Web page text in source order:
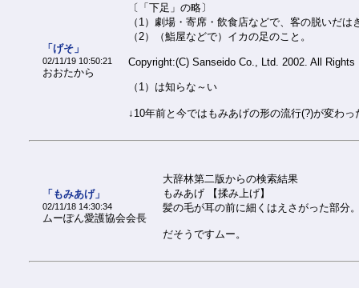
「げそ」
02/11/19 10:50:21
おおたから
〔「下足」の略〕
（1）劇場・寄席・飲食店などで、客の脱いだは
（2）（鮨屋などで）イカの足のこと。
Copyright:(C) Sanseido Co., Ltd. 2002. All Rights
（1）は知らな～い
↓10年前と今ではもみあげの形の流行(?)が変わっ
「もみあげ」
02/11/18 14:30:34
ムーぽん愛護協会会長
大辞林第二版からの検索結果
もみあげ 【揉み上げ】
髪の毛が耳の前に細くはえさがった部分
だそうですムー。